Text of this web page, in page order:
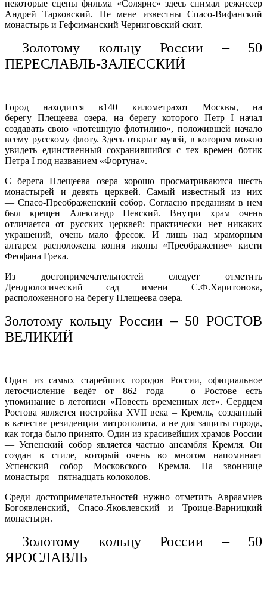
некоторые сцены фильма «Солярис» здесь снимал режиссер
Андрей Тарковский. Не мене известны Спасо-Вифанский
монастырь и Гефсиманский Черниговский cкит.
Золотому кольцу России – 50
ПЕРЕСЛАВЛЬ-ЗАЛЕССКИЙ
Город находится в140 километрахот Москвы, на
берегу Плещеева озера, на берегу которого Петр I начал
создавать свою «потешную флотилию», положившей начало
всему русскому флоту. Здесь открыт музей, в котором можно
увидеть единственный сохранившийся с тех времен ботик
Петра I под названием «Фортуна».
С берега Плещеева озера хорошо просматриваются шесть
монастырей и девять церквей. Самый известный из них
— Спасо-Преображенский собор. Согласно преданиям в нем
был крещен Александр Невский. Внутри храм очень
отличается от русских церквей: практически нет никаких
украшений, очень мало фресок. И лишь над мраморным
алтарем расположена копия иконы «Преображение» кисти
Феофана Грека.
Из достопримечательностей следует отметить
Дендрологический сад имени С.Ф.Харитонова,
расположенного на берегу Плещеева озера.
Золотому кольцу России – 50 РОСТОВ
ВЕЛИКИЙ
Один из самых старейших городов России, официальное
летосчисление ведёт от 862 года — о Ростове есть
упоминание в летописи «Повесть временных лет». Сердцем
Ростова является постройка ХVII века – Кремль, созданный
в качестве резиденции митрополита, а не для защиты города,
как тогда было принято. Один из красивейших храмов России
— Успенский собор является частью ансамбля Кремля. Он
создан в стиле, который очень во многом напоминает
Успенский собор Московского Кремля. На звоннице
монастыря – пятнадцать колоколов.
Среди достопримечательностей нужно отметить Авраамиев
Богоявленский, Спасо-Яковлевский и Троице-Варницкий
монастыри.
Золотому кольцу России – 50
ЯРОСЛАВЛЬ